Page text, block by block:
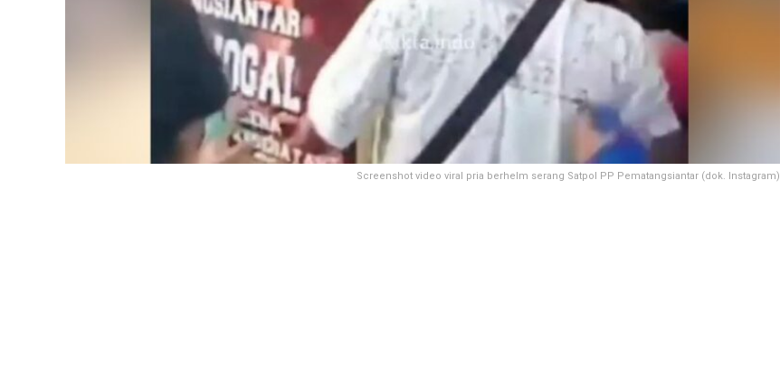
Screenshot video viral pria berhelm serang Satpol PP Pematangsiantar (dok. Instagram)